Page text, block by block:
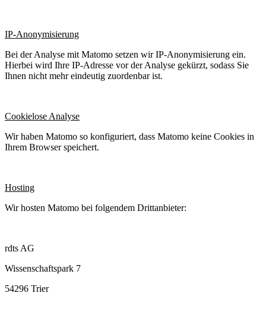
IP-Anonymisierung
Bei der Analyse mit Matomo setzen wir IP-Anonymisierung ein.
Hierbei wird Ihre IP-Adresse vor der Analyse gekürzt, sodass Sie
Ihnen nicht mehr eindeutig zuordenbar ist.
Cookielose Analyse
Wir haben Matomo so konfiguriert, dass Matomo keine Cookies in
Ihrem Browser speichert.
Hosting
Wir hosten Matomo bei folgendem Drittanbieter:
rdts AG
Wissenschaftspark 7
54296 Trier